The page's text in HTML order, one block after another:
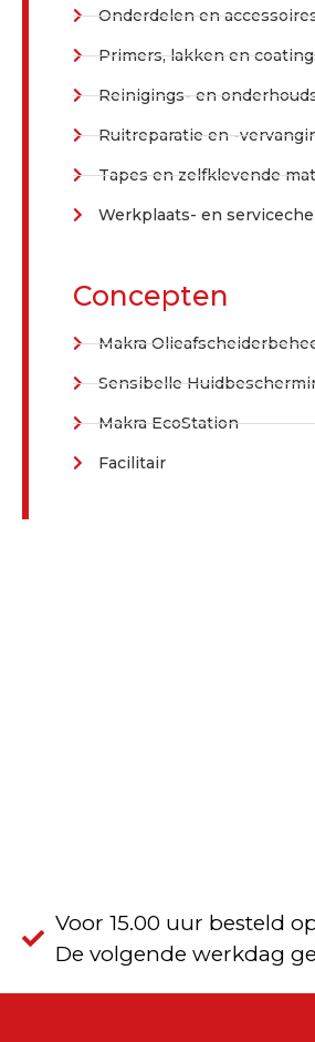
Onderdelen en
Primers, lakken en
Reinigings- en
Ruitreparatie en -
Tapes en zelfklevende
Werkplaats- en
Concepten
Makra
Sensibelle
Makra EcoStation
Facilitair
Voor 15.00 uur besteld
De volgende werkdag